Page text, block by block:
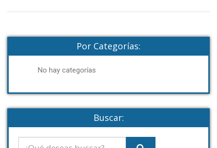
Por Categorías:
No hay categorías
Buscar: